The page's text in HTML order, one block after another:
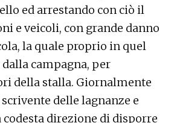
ed arrestando con ciò il
e veicoli, con grande danno
la quale proprio in quel
campagna, per
della stalla. Giornalmente
delle lagnanze e
direzione di disporre